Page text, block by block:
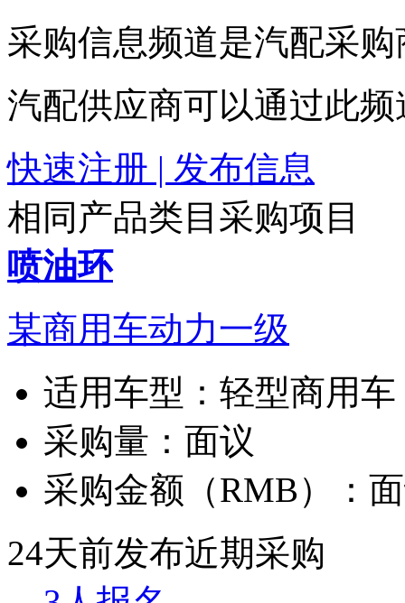
采购信息频道是汽配采
汽配供应商可以通过此
快速注册 | 发布信息
相同产品类目采购项目
喷油环
某商用车动力一级
适用车型： 轻型商用
采购量： 面议
采购金额（RMB）：
24天前发布近期采购